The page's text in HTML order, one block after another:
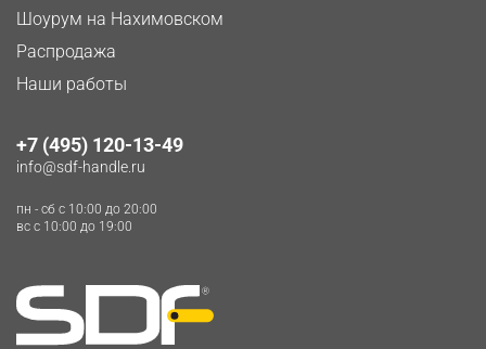
Шоурум на Нахимовском
Распродажа
Наши работы
+7 (495) 120-13-49
info@sdf-handle.ru
пн - сб c 10:00 до 20:00
вс c 10:00 до 19:00